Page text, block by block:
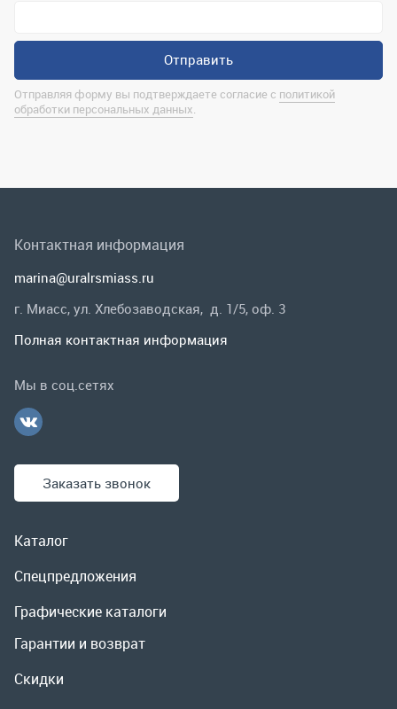
Спецпредложения
Гарантии и возврат
Контактная информация
marina@uralrsmiass.ru
Заказать звонок